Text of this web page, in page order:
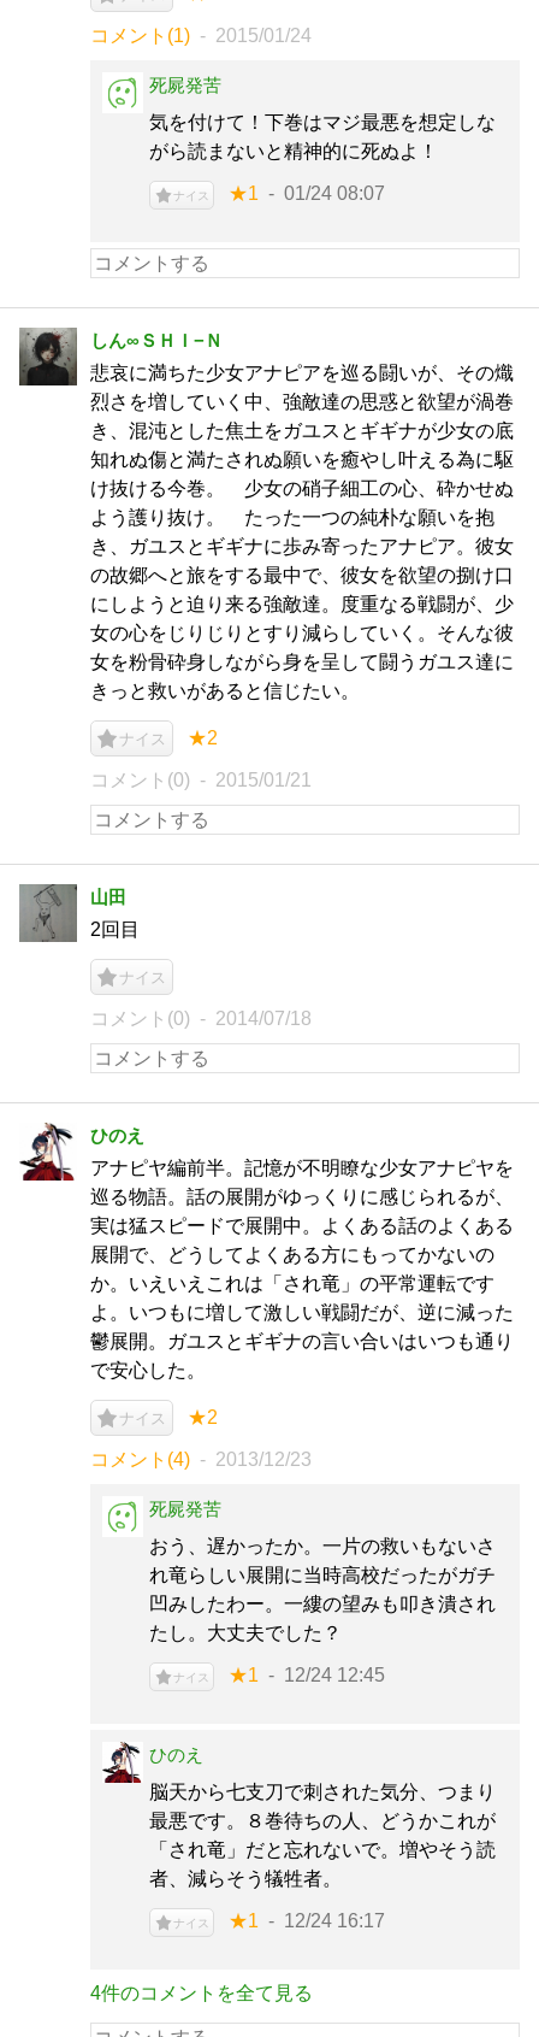
コメント(1) 2015/01/24
死屍発苦
気を付けて！下巻はマジ最悪を想定しな
がら読まないと精神的に死ぬよ！
ナイス ★1 01/24 08:07
しん∞ＳＨＩ−Ｎ
悲哀に満ちた少女アナピアを巡る闘いが、その熾
烈さを増していく中、強敵達の思惑と欲望が渦巻
き、混沌とした焦土をガユスとギギナが少女の底
知れぬ傷と満たされぬ願いを癒やし叶える為に駆
け抜ける今巻。 少女の硝子細工の心、砕かせぬ
よう護り抜け。 たった一つの純朴な願いを抱
き、ガユスとギギナに歩み寄ったアナピア。彼女
の故郷へと旅をする最中で、彼女を欲望の捌け口
にしようと迫り来る強敵達。度重なる戦闘が、少
女の心をじりじりとすり減らしていく。そんな彼
女を粉骨砕身しながら身を呈して闘うガユス達に
きっと救いがあると信じたい。
ナイス ★2
コメント(0) 2015/01/21
山田
2回目
ナイス
コメント(0) 2014/07/18
ひのえ
アナピヤ編前半。記憶が不明瞭な少女アナピヤを
巡る物語。話の展開がゆっくりに感じられるが、
実は猛スピードで展開中。よくある話のよくある
展開で、どうしてよくある方にもってかないの
か。いえいえこれは「され竜」の平常運転です
よ。いつもに増して激しい戦闘だが、逆に減った
鬱展開。ガユスとギギナの言い合いはいつも通り
で安心した。
ナイス ★2
コメント(4) 2013/12/23
死屍発苦
おう、遅かったか。一片の救いもないさ
れ竜らしい展開に当時高校だったがガチ
凹みしたわー。一縷の望みも叩き潰され
たし。大丈夫でした？
ナイス ★1 12/24 12:45
ひのえ
脳天から七支刀で刺された気分、つまり
最悪です。８巻待ちの人、どうかこれが
「され竜」だと忘れないで。増やそう読
者、減らそう犠牲者。
ナイス ★1 12/24 16:17
4件のコメントを全て見る